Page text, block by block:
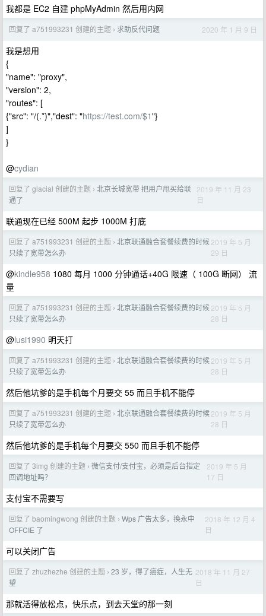
我都是 EC2 自建 phpMyAdmin 然后用内网
回复了 a751993231 创建的主题 › 求助反代问题 2020 年 1 月 9 日
我是想用
{
"name": "proxy",
"version": 2,
"routes": [
{"src": "/(.*)","dest": "https://test.com/$1"}
]
}
@cydian
回复了 glacial 创建的主题 › 北京长城宽带 把用户甩买给联
通了
2019 年 11 月 23
日
联通现在已经 500M 起步 1000M 打底
回复了 a751993231 创建的主题 › 北京联通融合套餐续费的时候
只续了宽带怎么办
2019 年 5 月
29 日
@kindle958 1080 每月 1000 分钟通话+40G 限速（ 100G 断网） 流
量
回复了 a751993231 创建的主题 › 北京联通融合套餐续费的时候
只续了宽带怎么办
2019 年 5 月
28 日
@lusi1990 明天打
回复了 a751993231 创建的主题 › 北京联通融合套餐续费的时候
只续了宽带怎么办
2019 年 5 月
28 日
然后他坑爹的是手机每个月要交 55 而且手机不能停
回复了 a751993231 创建的主题 › 北京联通融合套餐续费的时候
只续了宽带怎么办
2019 年 5 月
28 日
然后他坑爹的是手机每个月要交 550 而且手机不能停
回复了 3img 创建的主题 › 微信支付/支付宝，必须是后台指定
回调地址吗？
2019 年 5 月
17 日
支付宝不需要写
回复了 baomingwong 创建的主题 › Wps 广告太多，换永中
OFFCIE 了
2018 年 12 月 4
日
可以关闭广告
回复了 zhuzhezhe 创建的主题 › 23 岁，得了癌症，人生无
望
2018 年 11 月 27
日
那就活得放松点，快乐点，到去天堂的那一刻